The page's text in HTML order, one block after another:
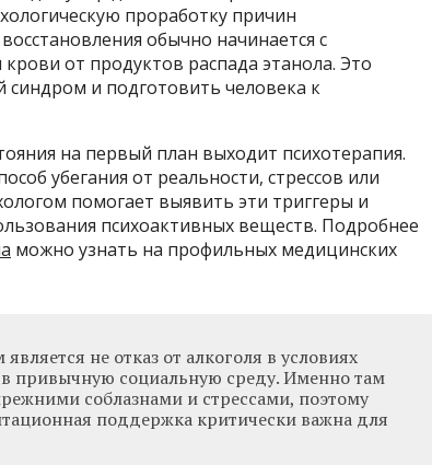
проработку причин
обычно начинается с
от продуктов распада этанола. Это
синдром и подготовить человека к
на первый план выходит психотерапия.
убегания от реальности, стрессов или
помогает выявить эти триггеры и
психоактивных веществ. Подробнее
можно узнать на профильных медицинских
не отказ от алкоголя в условиях
привычную социальную среду. Именно там
соблазнами и стрессами, поэтому
поддержка критически важна для